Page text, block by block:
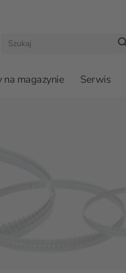
na magazynie Serwis